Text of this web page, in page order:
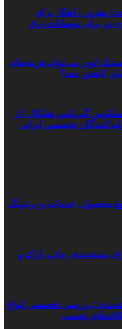
بهترین راهکار برای
در برابر نوسانات برق
لودر می‌تواند هزینه‌های
کاهش دهد؟
گیربکس هلیکال؛ از
محصول، خدمات و برندینگ
بسته‌بندی، چاپ بارکد و
بررسی تخصصی انواع
کاغذهای نچسب